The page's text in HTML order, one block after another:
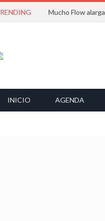
INICIO AGENDA